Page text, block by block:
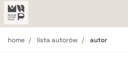
home lista autorów autor